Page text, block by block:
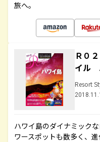
旅へ。
Ｒ０
イル
Resort
ハワイ島のダイナミック
ワースポットも数多く、